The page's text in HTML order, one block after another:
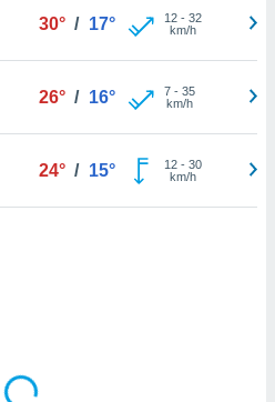
30° / 17° 12- 32
km/h
26° / 16° 7- 35
km/h
24° / 15° 12- 30
km/h